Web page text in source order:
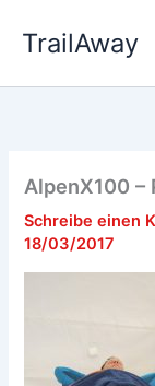
InhaltTrailAway
AlpenX100 –
Schreibe einen
18/03/2017